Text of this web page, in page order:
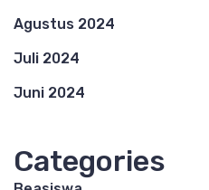
Agustus 2024
Juli 2024
Juni 2024
Categories